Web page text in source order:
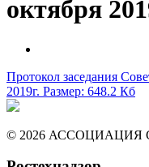
октября
Протокол заседания
2019г. Размер: 648.2 Кб
© 2026 АССОЦИАЦИЯ